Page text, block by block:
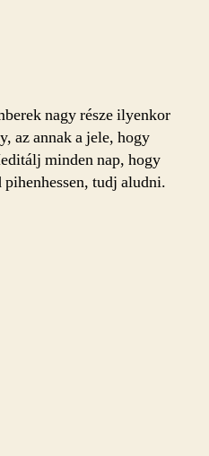
nagy része ilyenkor
az annak a jele, hogy
minden nap, hogy
pihenhessen, tudj aludni.